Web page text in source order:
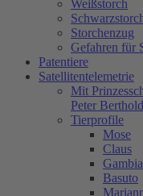
Weißstorch
Storchenzug
Gefahren für
Patentiere
Satellitentelemetrie
Mit
Peter Berthold
Tierprofile
Mose
Claus
Gambia
Basuto